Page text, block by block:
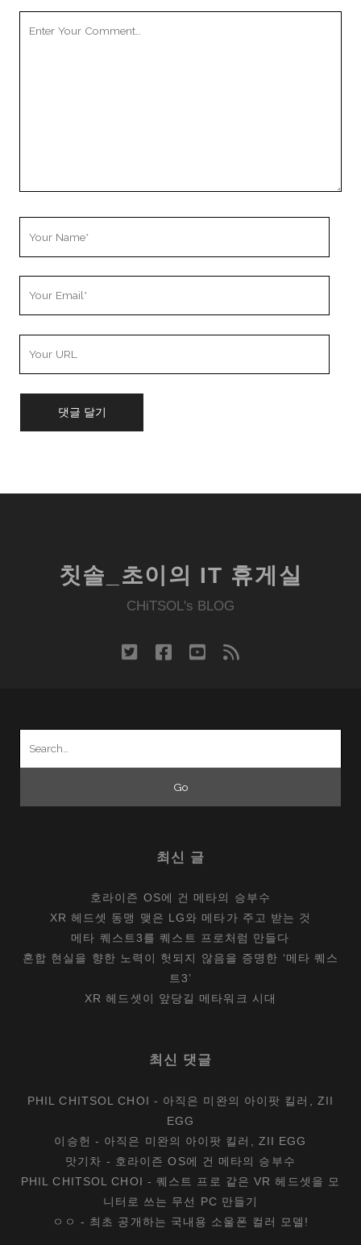
칫솔_초이의 IT 휴게실
CHiTSOL's BLOG
twitterfacebook
youtube
rss
최신 글
호라이즌 OS에 건 메타의 승부수
XR 헤드셋 동맹 맺은 LG와 메타가 주고 받는 것
메타 퀘스트3를 퀘스트 프로처럼 만들다
혼합 현실을 향한 노력이 헛되지 않음을 증명한 ‘메타 퀘스
트3’
XR 헤드셋이 앞당길 메타워크 시대
최신 댓글
PHIL CHITSOL CHOI - 아직은 미완의 아이팟 킬러, ZII
EGG
이승헌 - 아직은 미완의 아이팟 킬러, ZII EGG
맛기차 - 호라이즌 OS에 건 메타의 승부수
PHIL CHITSOL CHOI -퀘스트 프로 같은 VR 헤드셋을 모
니터로 쓰는 무선 PC 만들기
ㅇㅇ - 최초 공개하는 국내용 소울폰 컬러 모델!